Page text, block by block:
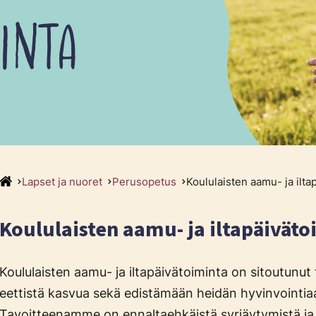
Lapset ja nuoret Perusopetus Koululaisten aamu- ja
Koululaisten aamu- ja
Koululaisten aamu- ja iltapäivätoiminta on
eettistä kasvua sekä edistämään heidän